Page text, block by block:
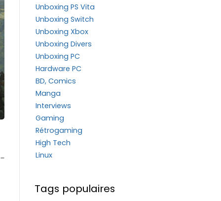
Unboxing PS Vita
Unboxing Switch
Unboxing Xbox
Unboxing Divers
Unboxing PC
Hardware PC
BD, Comics
Manga
Interviews
Gaming
Rétrogaming
High Tech
Linux
Tags populaires